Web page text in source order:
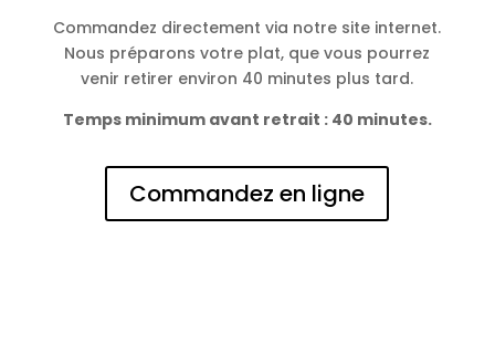
Commandez directement via notre site internet.
Nous préparons votre plat, que vous pourrez
venir retirer environ 40 minutes plus tard.
Temps minimum avant retrait : 40 minutes.
Commandez en ligne